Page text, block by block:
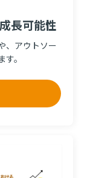
長可能性
、アウトソー
。